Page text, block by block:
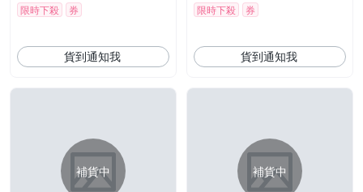
限時下殺
券
貨到通知我
限時下殺
券
貨到通知我
補貨中 補貨中